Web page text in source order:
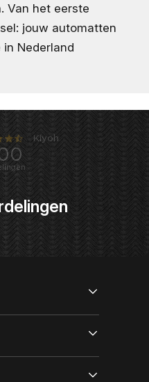
Van het eerste
jouw automatten
Nederland